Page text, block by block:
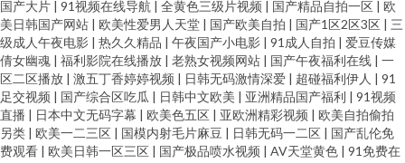
国产大片 | 91视频在线导航 | 全黄色三级片视频 | 国产精品自拍一区 | 欧
美日韩国产网站 | 欧美性爱男人天堂 | 国产欧美自拍 | 国产1区2区3区 | 三
级成人午夜电影 | 热久久精品 | 午夜国产小电影 | 91成人自拍 | 爱豆传媒
倩女幽魂 | 福利影院在线播放 | 老熟女视频网站 | 国产午夜福利在线 | 一
区二区播放 | 激五丁香婷婷视频 | 日韩无码激情深爱 | 超碰福利伊人 | 91
足交视频 | 国产综合区吃瓜 | 日韩中文欧美 | 亚洲精品国产福利 | 91视频
直播 | 日本中文无码字幕 | 欧美色五区 | 亚欧洲精彩视频 | 欧美自拍偷拍
另类 | 欧美一二三区 | 国模内射毛片麻豆 | 日韩无码一二区 | 国产乱伦免
费观看 | 欧美日韩一区三区 | 国产极品喷水视频 | AV天堂黄色 | 91免费在